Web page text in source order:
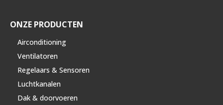
ONZE PRODUCTEN
Airconditioning
Ventilatoren
Regelaars & Sensoren
Luchtkanalen
Dak & doorvoeren